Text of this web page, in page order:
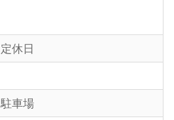
定休日
駐車場